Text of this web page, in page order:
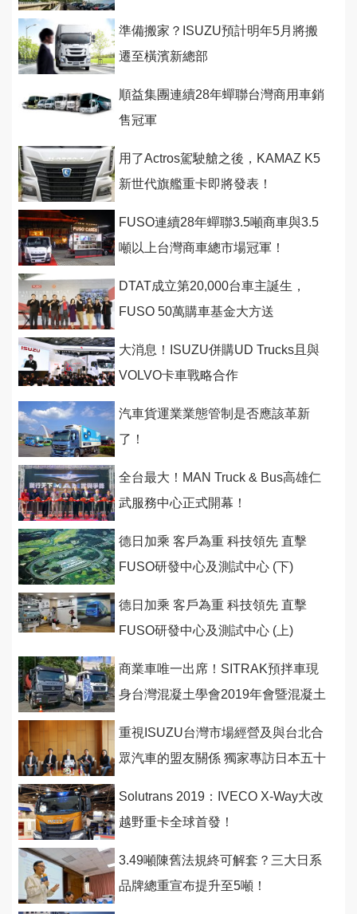
準備搬家？ISUZU預計明年5月將搬
遷至橫濱新總部
順益集團連續28年蟬聯台灣商用車銷
售冠軍
用了Actros駕駛艙之後，KAMAZ K5
新世代旗艦重卡即將發表！
FUSO連續28年蟬聯3.5噸商車與3.5
噸以上台灣商車總市場冠軍！
DTAT成立第20,000台車主誕生，
FUSO 50萬購車基金大方送
大消息！ISUZU併購UD Trucks且與
VOLVO卡車戰略合作
汽車貨運業業態管制是否應該革新
了！
全台最大！MAN Truck & Bus高雄仁
武服務中心正式開幕！
德日加乘 客戶為重 科技領先 直擊
FUSO研發中心及測試中心 (下)
德日加乘 客戶為重 科技領先 直擊
FUSO研發中心及測試中心 (上)
商業車唯一出席！SITRAK預拌車現
身台灣混凝土學會2019年會暨混凝土
重視ISUZU台灣市場經營及與台北合
眾汽車的盟友關係 獨家專訪日本五十
Solutrans 2019：IVECO X-Way大改
越野重卡全球首發！
3.49噸陳舊法規終可解套？三大日系
品牌總重宣布提升至5噸！